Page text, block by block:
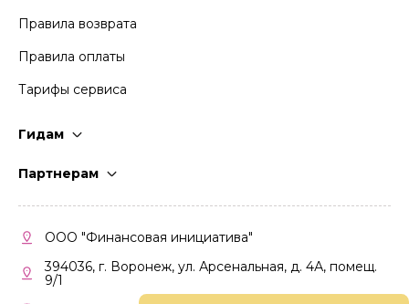
Правила возврата
Правила оплаты
Тарифы сервиса
Гидам
Партнерам
Кабинет партнера
Правила участия
ООО "Финансовая инициатива"
394036, г. Воронеж, ул. Арсенальная, д. 4А, помещ.
9/1